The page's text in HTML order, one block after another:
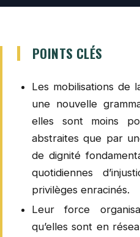
POINTS CLÉS
Les mobilisations de
une nouvelle
elles sont moins
abstraites que par
de dignité
quotidiennes
privilèges enracinés.
Leur force
qu’elles sont en